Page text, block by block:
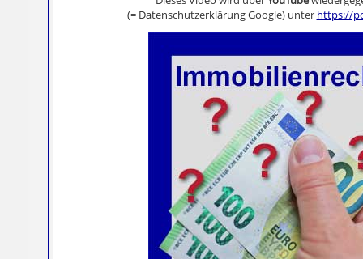
(= Datenschutzerklärung Google) unter https://